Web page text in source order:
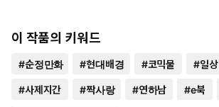
이 작품의 키워드
#순정만화 #현대배경 #코믹물 #일상
#사제지간 #짝사랑 #연하남 #e북